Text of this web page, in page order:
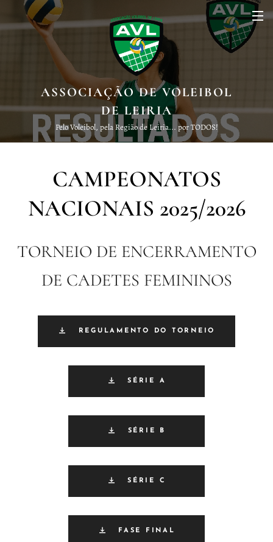
ASSOCIAÇÃO DE VOLEIBOL
DE LEIRIA
Pelo Voleibol, pela Região de Leiria... por TODOS!
CAMPEONATOS
NACIONAIS 2025/2026
TORNEIO DE ENCERRAMENTO
DE CADETES FEMININOS
REGULAMENTO DO TORNEIO
SÉRIE A
SÉRIE B
SÉRIE C
FASE FINAL